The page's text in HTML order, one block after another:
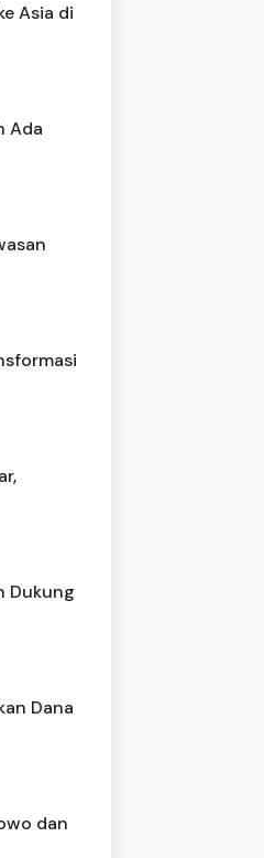
Asia di
Ada
Dukung
Dana
dan